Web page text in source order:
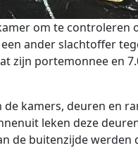
om te controleren
ander slachtoffer
zijn portemonnee en
kamers, deuren en
leken deze
de buitenzijde werden